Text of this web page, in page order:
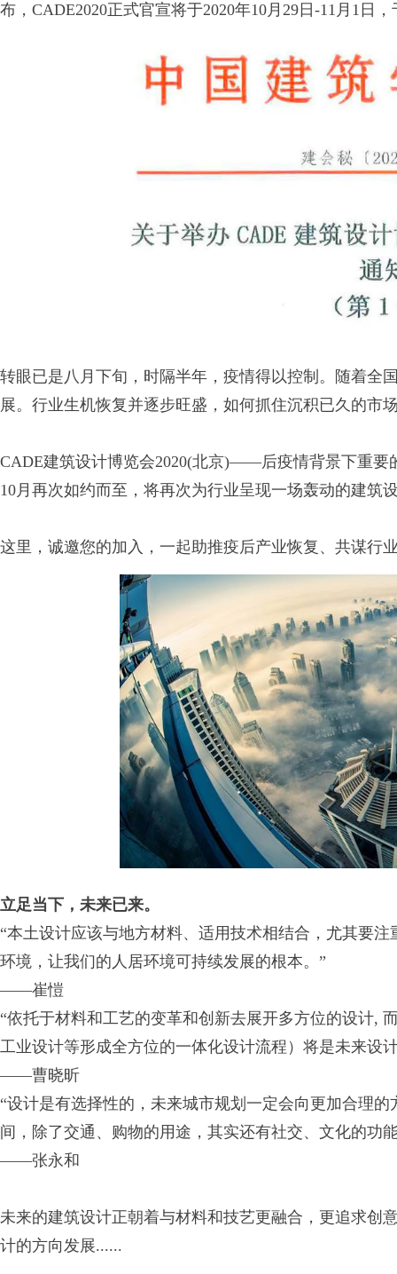
布，CADE2020正式官宣将于2020年10月29日-11月1日
转眼已是八月下旬，时隔半年，疫情得以控制。随着全
展。行业生机恢复并逐步旺盛，如何抓住沉积已久的市
CADE建筑设计博览会2020(北京)——后疫情背景下重要
10月再次如约而至，将再次为行业呈现一场轰动的建筑
这里，诚邀您的加入，一起助推疫后产业恢复、共谋行
立足当下，未来已来。
“本土设计应该与地方材料、适用技术相结合，尤其要
环境，让我们的人居环境可持续发展的根本。”
——崔愷
“依托于材料和工艺的变革和创新去展开多方位的设计,
工业设计等形成全方位的一体化设计流程）将是未来
——曹晓昕
“设计是有选择性的，未来城市规划一定会向更加合理
间，除了交通、购物的用途，其实还有社交、文化的功
——张永和
未来的建筑设计正朝着与材料和技艺更融合，更追求创
计的方向发展......